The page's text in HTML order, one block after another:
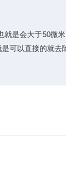
是会大于50微
可以直接的就去